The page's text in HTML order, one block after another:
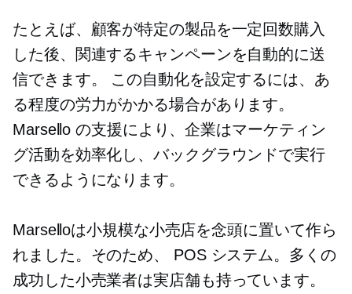
たとえば、顧客が特定の製品を一定回数購入
した後、関連するキャンペーンを自動的に送
信できます。 この自動化を設定するには、あ
る程度の労力がかかる場合があります。
Marsello の支援により、企業はマーケティン
グ活動を効率化し、バックグラウンドで実行
できるようになります。
Marselloは小規模な小売店を念頭に置いて作ら
れました。そのため、 POSシステム。多くの
成功した小売業者は実店舗も持っています。